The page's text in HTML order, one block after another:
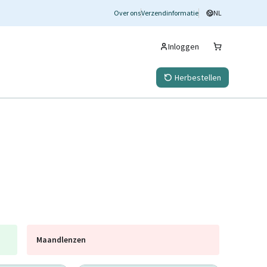
Over onsVerzendinformatie NL
Inloggen
Herbestellen
Maandlenzen